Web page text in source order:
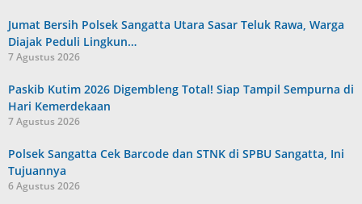
Jumat Bersih Polsek Sangatta Utara Sasar Teluk Rawa, Warga
Diajak Peduli Lingkun…
7 Agustus 2026
Paskib Kutim 2026 Digembleng Total! Siap Tampil Sempurna di
Hari Kemerdekaan
7 Agustus 2026
Polsek Sangatta Cek Barcode dan STNK di SPBU Sangatta, Ini
Tujuannya
6 Agustus 2026